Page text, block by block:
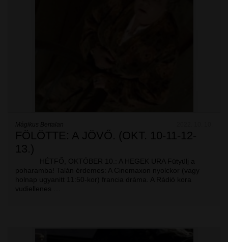
Mágikus Bertalan
FÖLÖTTE: A JÖVŐ. (OKT. 10-11-12-
13.)
HÉTFŐ, OKTÓBER 10.: A HEGEK URA Fütyülj a
poharamba! Talán érdemes: A Cinemaxon nyolckor (vagy
holnap ugyanitt 11:50-kor) francia dráma. A Rádió kora
vudiellenes …